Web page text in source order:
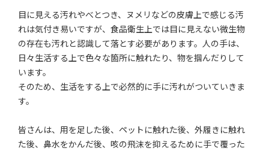
目に見える汚れやべとつき、ヌメリなどの皮膚上で感じる汚
れは気付き易いですが、食品衛生上では目に見えない微生物
の存在も汚れと認識して落とす必要があります。人の手は、
日々生活する上で色々な箇所に触れたり、物を掴んだりして
います。
そのため、生活をする上で必然的に手に汚れがついていきま
す。
皆さんは、用を足した後、ペットに触れた後、外履きに触れ
た後、鼻水をかんだ後、咳の飛沫を抑えるために手で覆った